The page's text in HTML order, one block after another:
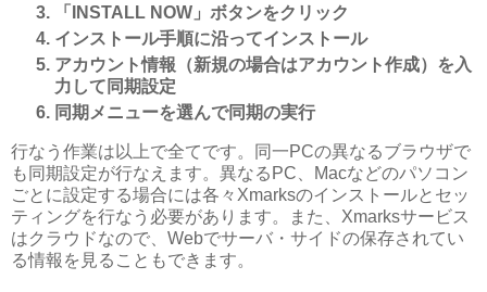
「INSTALL NOW」ボタンをクリック
インストール手順に沿ってインストール
アカウント情報（新規の場合はアカウント作成）を入
力して同期設定
同期メニューを選んで同期の実行
行なう作業は以上で全てです。同一PCの異なるブラウザで
も同期設定が行なえます。異なるPC、Macなどのパソコン
ごとに設定する場合には各々Xmarksのインストールとセッ
ティングを行なう必要があります。また、Xmarksサービス
はクラウドなので、Webでサーバ・サイドの保存されてい
る情報を見ることもできます。